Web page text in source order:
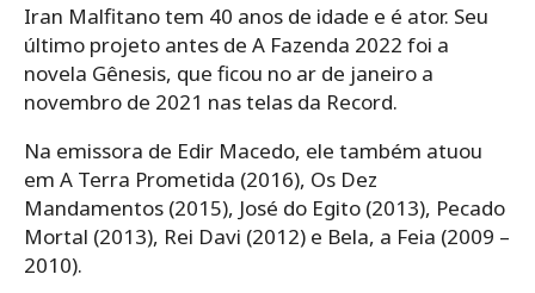
Iran Malfitano tem 40 anos de idade e é ator. Seu
último projeto antes de A Fazenda 2022 foi a
novela Gênesis, que ficou no ar de janeiro a
novembro de 2021 nas telas da Record.
Na emissora de Edir Macedo, ele também atuou
em A Terra Prometida (2016), Os Dez
Mandamentos (2015), José do Egito (2013), Pecado
Mortal (2013), Rei Davi (2012) e Bela, a Feia (2009 –
2010).